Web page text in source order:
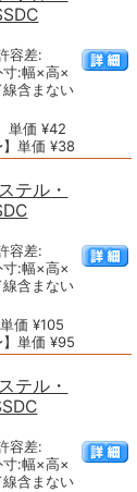
容差:
:幅×高×
含まない
単価 ¥42
】単価 ¥38
テル・
容差:
:幅×高×
含まない
価 ¥105
】単価 ¥95
テル・
容差:
:幅×高×
含まない